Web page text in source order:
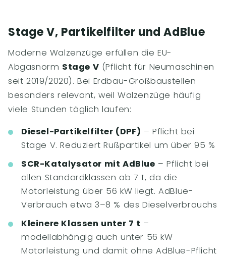
Stage V, Partikelfilter und AdBlue
Moderne Walzenzüge erfüllen die EU-
Abgasnorm Stage V (Pflicht für Neumaschinen
seit 2019/2020). Bei Erdbau-Großbaustellen
besonders relevant, weil Walzenzüge häufig
viele Stunden täglich laufen:
Diesel-Partikelfilter (DPF) – Pflicht bei
Stage V. Reduziert Rußpartikel um über 95 %
SCR-Katalysator mit AdBlue – Pflicht bei
allen Standardklassen ab 7 t, da die
Motorleistung über 56 kW liegt. AdBlue-
Verbrauch etwa 3–8 % des Dieselverbrauchs
Kleinere Klassen unter 7 t –
modellabhängig auch unter 56 kW
Motorleistung und damit ohne AdBlue-Pflicht